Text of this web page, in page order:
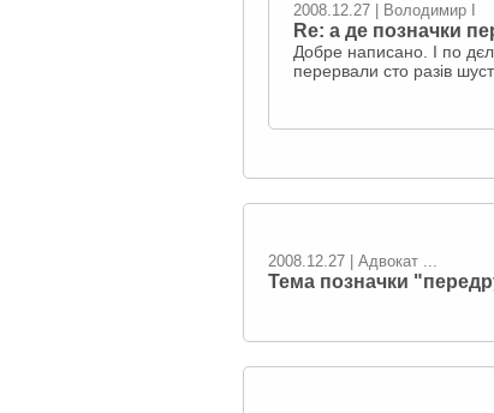
2008.12.27 | Володимир I
Re: а де позначки
Добре написано. І по
перервали сто разів
2008.12.27 | Адвокат ...
Тема позначки